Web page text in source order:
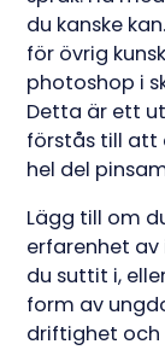
du kanske
för övrig
photoshop i
Detta är ett
förstås till att
hel del
Lägg till om
erfarenhet
du suttit i,
form av
driftighet